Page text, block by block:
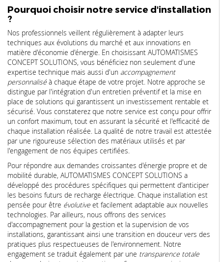
Pourquoi choisir notre service d'installation
?
Nos professionnels veillent régulièrement à adapter leurs
techniques aux évolutions du marché et aux innovations en
matière d'économie d'énergie. En choisissant AUTOMATISMES
CONCEPT SOLUTIONS, vous bénéficiez non seulement d'une
expertise technique mais aussi d'un accompagnement
personnaliséà chaque étape de votre projet. Notre approche se
distingue par l'intégration d'un entretien préventif et la mise en
place de solutions qui garantissent un investissement rentable et
sécurisé. Vous constaterez que notre service est conçu pour offrir
un confort maximum, tout en assurant la sécurité et l'efficacité de
chaque installation réalisée. La qualité de notre travail est attestée
par une rigoureuse sélection des matériaux utilisés et par
l'engagement de nos équipes certifiées.
Pour répondre aux demandes croissantes d'énergie propre et de
mobilité durable, AUTOMATISMES CONCEPT SOLUTIONS a
développé des procédures spécifiques qui permettent d'anticiper
les besoins futurs de recharge électrique. Chaque installation est
pensée pour être évolutive et facilement adaptable aux nouvelles
technologies. Par ailleurs, nous offrons des services
d'accompagnement pour la gestion et la supervision de vos
installations, garantissant ainsi une transition en douceur vers des
pratiques plus respectueuses de l'environnement. Notre
engagement se traduit également par une transparence totale